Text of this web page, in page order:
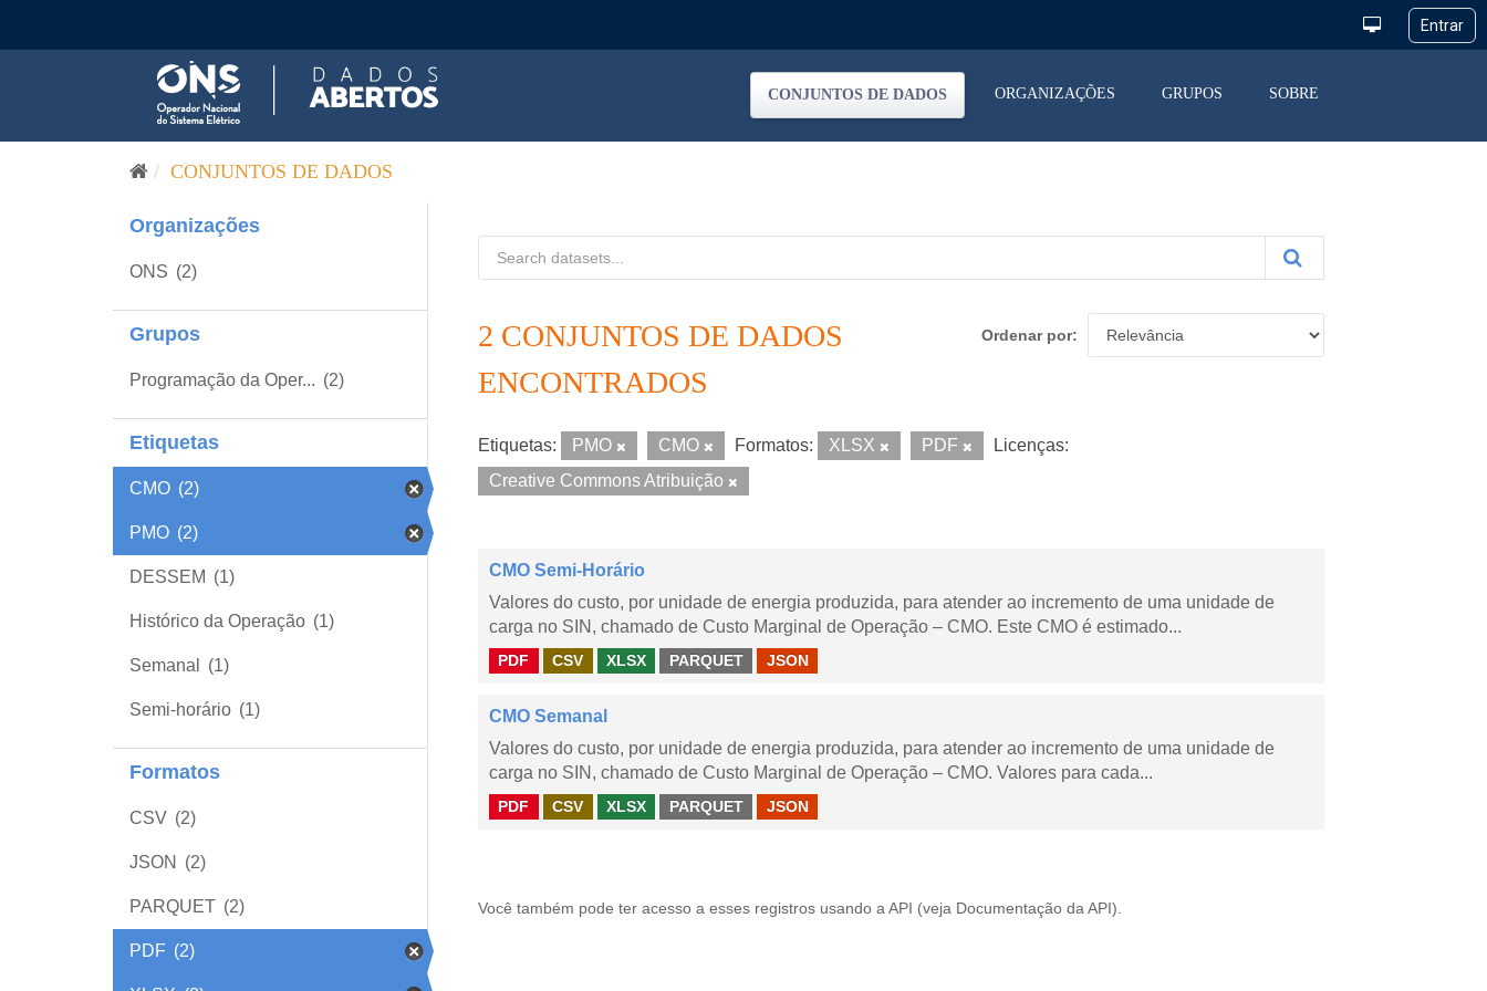
CONJUNTOS DE DADOS ORGANIZAÇÕES GRUPOS SOBRE
CONJUNTOS DE DADOS
Organizações
ONS (2)
Grupos
Programação da Oper... (2)
Etiquetas
CMO (2)
PMO (2)
DESSEM (1)
Histórico da Operação (1)
Semanal (1)
Semi-horário (1)
Formatos
CSV (2)
JSON (2)
PARQUET (2)
PDF (2)
Ordenar por
2 CONJUNTOS DE DADOS
ENCONTRADOS
Etiquetas: PMO CMO Formatos: XLSX PDF
Licenças:
Creative Commons Atribuição
CMO Semi-Horário
Valores do custo, por unidade de energia produzida, para atender ao incremento de uma unidade de
carga no SIN, chamado de Custo Marginal de Operação – CMO. Este CMO é estimado...
PDF CSV XLSX PARQUET JSON
CMO Semanal
Valores do custo, por unidade de energia produzida, para atender ao incremento de uma unidade de
carga no SIN, chamado de Custo Marginal de Operação – CMO. Valores para cada...
PDF CSV XLSX PARQUET JSON
Você também pode ter acesso a esses registros usando a API (veja Documentação da API ).